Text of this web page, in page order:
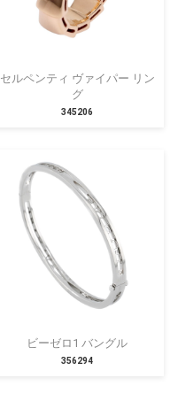
セルペンティ ヴァイパー リン
グ
345206
ビーゼロ1 バングル
356294